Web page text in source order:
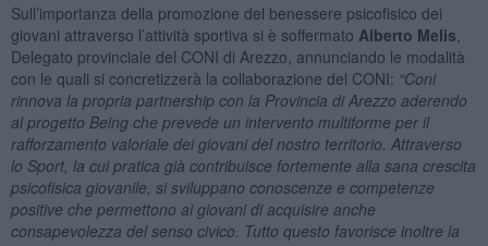
Sull’importanza della promozione del benessere psicofisico dei
giovani attraverso l’attività sportiva si è soffermato Alberto Melis
Delegato provinciale del CONI di Arezzo, annunciando le modalità
con le quali si concretizzerà la collaborazione del CONI: “Coni
rinnova la propria partnership con la Provincia di Arezzo aderendo
al progetto Being che prevede un intervento multiforme per il
rafforzamento valoriale dei giovani del nostro territorio. Attraverso
lo Sport, la cui pratica già contribuisce fortemente alla sana crescita
psicofisica giovanile, si sviluppano conoscenze e competenze
positive che permettono ai giovani di acquisire anche
consapevolezza del senso civico. Tutto questo favorisce inoltre la